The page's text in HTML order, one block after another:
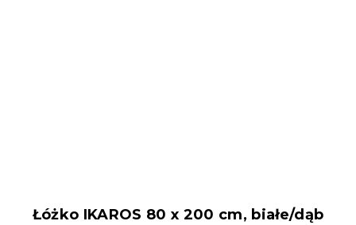
Łóżko IKAROS 80 x 200 cm, białe/dąb